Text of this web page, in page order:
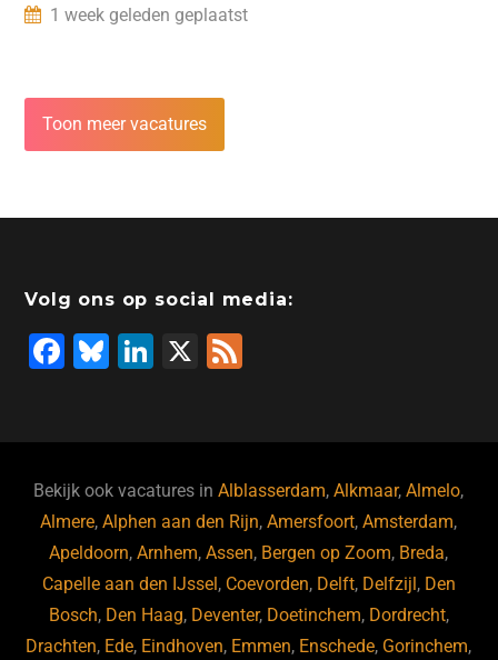
1 week geleden geplaatst
Toon meer vacatures
Volg ons op social media:
F
b
o
o
k
Bl
ky
Li
dI
n
X
Bekijk ook vacatures inAlblasserdam,Alkmaar,Almelo,
Almere,Alphen aan den Rijn,Amersfoort,Amsterdam,
Apeldoorn,Arnhem,Assen, Bergen op Zoom, Breda,
Capelle aan den IJssel , Coevorden, Delft, Delfzijl , Den
Bosch, Den Haag, Deventer, Doetinchem, Dordrecht,
Drachten, Ede, Eindhoven, Emmen, Enschede, Gorinchem,